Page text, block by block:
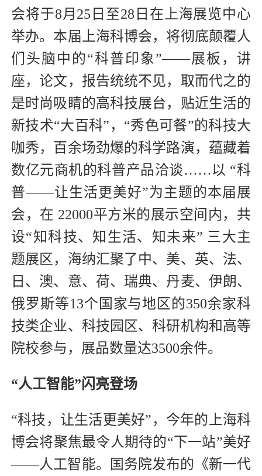
会将于8月25日至28日在上海展览中心
举办。本届上海科博会，将彻底颠覆人
们头脑中的“科普印象”——展板，讲
座，论文，报告统统不见，取而代之的
是时尚吸睛的高科技展台，贴近生活的
新技术“大百科”，“秀色可餐”的科技大
咖秀，百余场劲爆的科学路演，蕴藏着
数亿元商机的科普产品洽谈……以 “科
普——让生活更美好”为主题的本届展
会，在 22000平方米的展示空间内，共
设“知科技、知生活、知未来” 三大主
题展区，海纳汇聚了中、美、英、法、
日、澳、意、荷、瑞典、丹麦、伊朗、
俄罗斯等13个国家与地区的350余家科
技类企业、科技园区、科研机构和高等
院校参与，展品数量达3500余件。
“人工智能”闪亮登场
“科技，让生活更美好”，今年的上海科
博会将聚焦最令人期待的“下一站”美好
——人工智能。国务院发布的《新一代